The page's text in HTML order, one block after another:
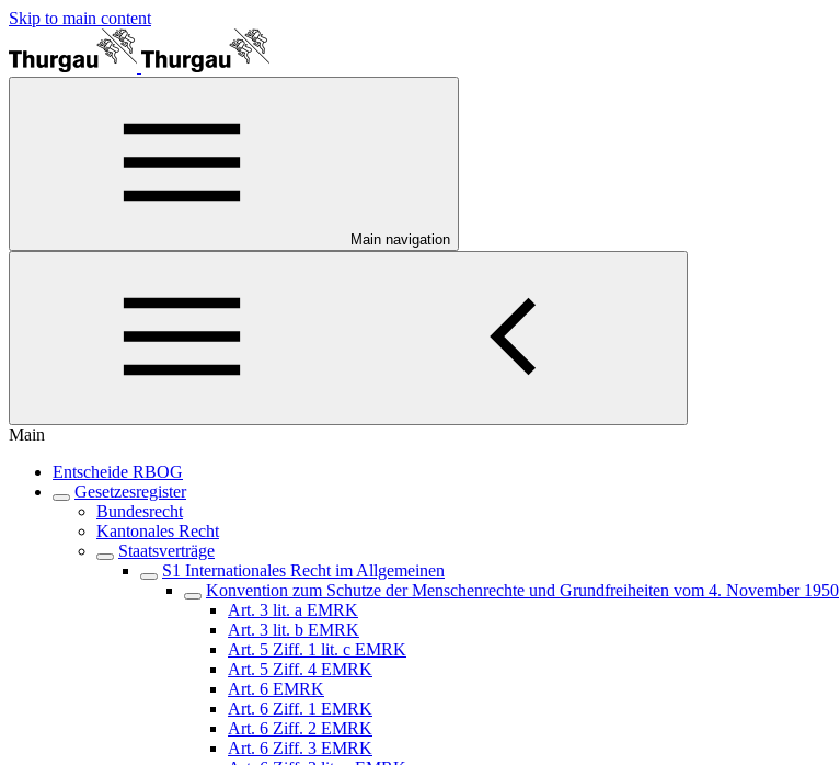
Skip to main content
Main navigation
Main
Entscheide RBOG
Gesetzesregister
Bundesrecht
Kantonales Recht
Staatsverträge
S1 Internationales Recht im Allgemeinen
Konvention zum Schutze der Menschenrechte und Grundfreiheiten vom 4. November 1950
Art. 3 lit. a EMRK
Art. 3 lit. b EMRK
Art. 5 Ziff. 1 lit. c EMRK
Art. 5 Ziff. 4 EMRK
Art. 6 EMRK
Art. 6 Ziff. 1 EMRK
Art. 6 Ziff. 2 EMRK
Art. 6 Ziff. 3 EMRK